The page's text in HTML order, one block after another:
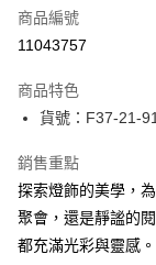
LINE Pay
街口支付
悠遊付
Google Pay
全盈+PAY
商品編號
11043757
商品特色
貨號：F37-21-
銷售重點
探索燈飾的美學，
聚會，還是靜謐的
都充滿光彩與靈感。